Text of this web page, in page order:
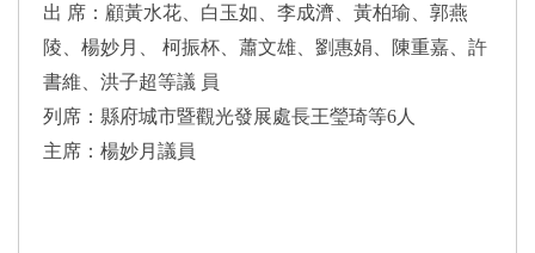
出 席：顧黃水花、白玉如、李成濟、黃柏瑜、郭燕
陵、楊妙月、 柯振杯、蕭文雄、劉惠娟、陳重嘉、許
書維、洪子超等議 員
列席：縣府城市暨觀光發展處長王瑩琦等6人
主席：楊妙月議員